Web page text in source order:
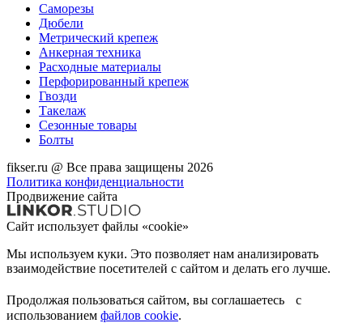
Саморезы
Дюбели
Метрический крепеж
Анкерная техника
Расходные материалы
Перфорированный крепеж
Гвозди
Такелаж
Сезонные товары
Болты
fikser.ru @ Все права защищены 2026
Политика конфиденциальности
Продвижение сайта
Сайт использует файлы «cookie»
Мы используем куки. Это позволяет нам анализировать
взаимодействие посетителей с сайтом и делать его лучше.
Продолжая пользоваться сайтом, вы соглашаетесь с
использованием файлов cookie.